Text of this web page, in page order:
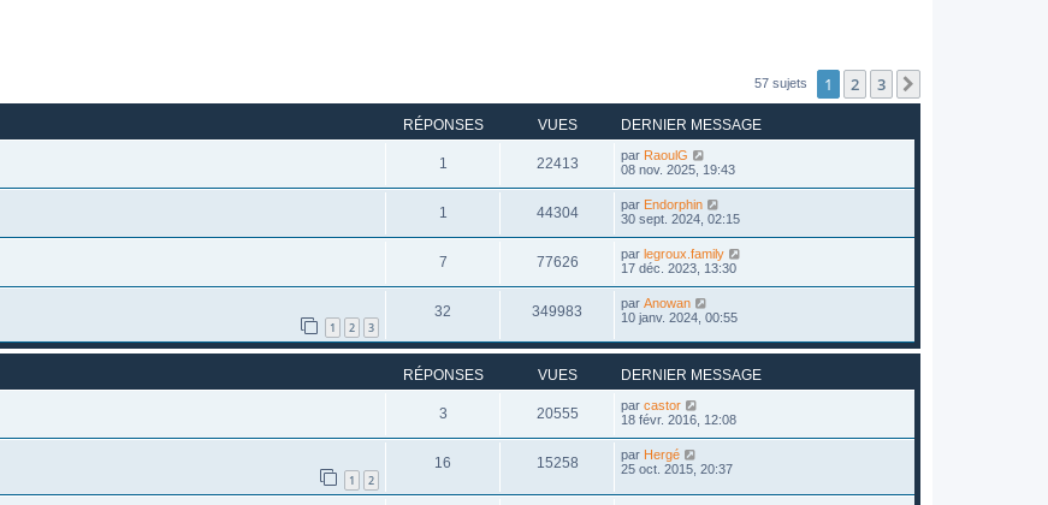
57 sujets 1 2 3
RÉPONSES VUES DERNIER MESSAGE
1 22413 par RaoulG
08 nov. 2025, 19:43
1 44304 par Endorphin
30 sept. 2024, 02:15
7 77626 par legroux.family
17 déc. 2023, 13:30
1 2 3
32 349983 par Anowan
10 janv. 2024, 00:55
RÉPONSES VUES DERNIER MESSAGE
3 20555 par castor
18 févr. 2016, 12:08
1 2
16 15258 par Hergé
25 oct. 2015, 20:37